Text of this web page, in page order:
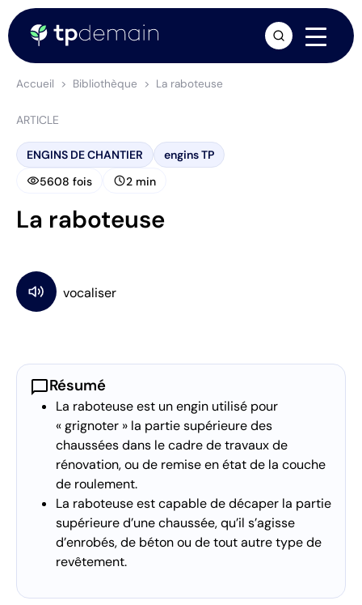
Accueil Bibliothèque La raboteuse
ARTICLE
ENGINS DE CHANTIER engins TP
visibility5608 fois schedule2 min
La raboteuse
chat_bubbleRésumé
La raboteuse est un engin utilisé pour
« grignoter » la partie supérieure des
chaussées dans le cadre de travaux de
rénovation, ou de remise en état de la couche
de roulement.
La raboteuse est capable de décaper la partie
supérieure d’une chaussée, qu’il s’agisse
d’enrobés, de béton ou de tout autre type de
revêtement.
arrow_forward